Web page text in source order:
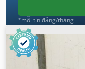
*mỗi tin đăng/tháng